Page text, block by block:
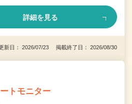
詳細を見る
新日： 2026/07/23 掲載終了日： 2026/08/30
トモニター